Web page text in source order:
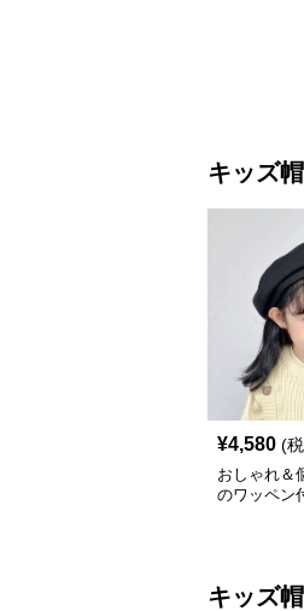
キッズ
¥4,580 (
おしゃれ＆
のワッペン
キッズ